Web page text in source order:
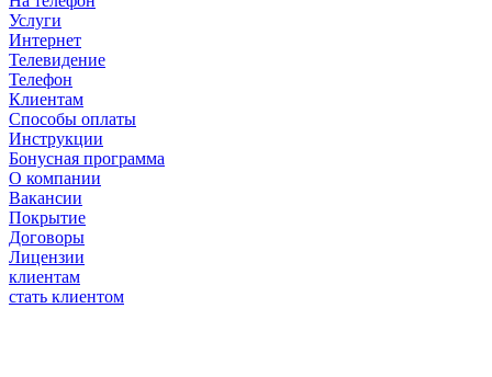
Услуги
Интернет
Телевидение
Телефон
Клиентам
Способы оплаты
Инструкции
Бонусная программа
О компании
Вакансии
Покрытие
Договоры
Лицензии
клиентам
стать клиентом